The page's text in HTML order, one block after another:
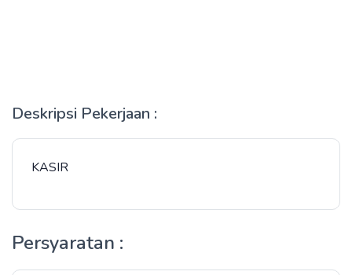
Deskripsi Pekerjaan :
KASIR
Persyaratan :